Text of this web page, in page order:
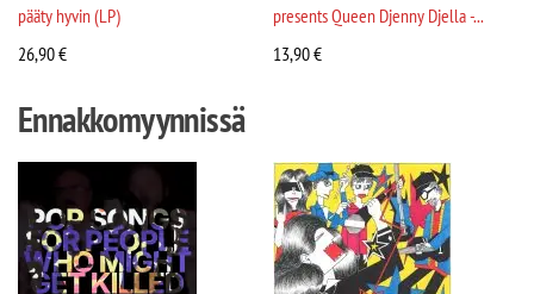
pääty hyvin (LP)
26,90€
presents Queen Djenny Djella -...
13,90€
Ennakkomyynnissä